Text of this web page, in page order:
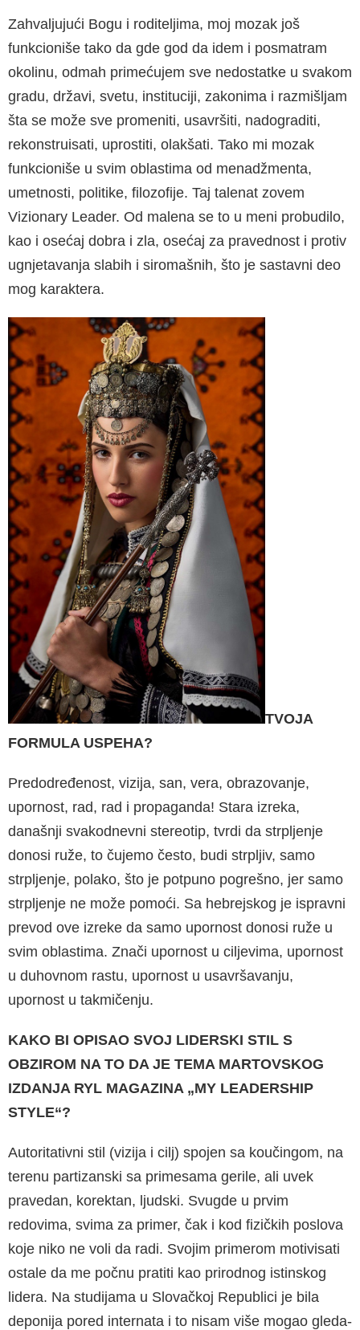
Zahvaljujući Bogu i roditeljima, moj mozak još
funkcioniše tako da gde god da idem i posma­tram
okolinu, odmah primećujem sve nedo­statke u svakom
gradu, državi, svetu, instituciji, zakonima i razmišljam
šta se može sve prome­niti, usavršiti, nadograditi,
rekonstruisati, up­rostiti, olakšati. Tako mi mozak
funkcioniše u svim oblastima od menadžmenta,
umetnosti, politike, filozofije. Taj talenat zovem
Vizionary Leader. Od malena se to u meni probudilo,
kao i osećaj dobra i zla, osećaj za pravednost i pro­tiv
ugnjetavanja slabih i siromašnih, što je sas­tavni deo
mog karaktera.
TVOJA
FORMULA USPEHA?
Predodređenost, vizija, san, vera, obrazovan­je,
upornost, rad, rad i propaganda! Stara iz­reka,
današnji svakodnevni stereotip, tvrdi da strpljenje
donosi ruže, to čujemo često, budi strpljiv, samo
strpljenje, polako, što je potpuno pogrešno, jer samo
strpljenje ne može pomoći. Sa hebrejskog je ispravni
prevod ove izreke da samo upornost donosi ruže u
svim oblastima. Znači upornost u ciljevima, upornost
u duhov­nom rastu, upornost u usavršavanju,
upornost u takmičenju.
KAKO BI OPISAO SVOJ LIDERSKI STIL S
OBZIROM NA TO DA JE TEMA MARTOVSKOG
IZDANJA RYL MAGA­ZINA „MY LEADERSHIP
STYLE“?
Autoritativni stil (vizija i cilj) spojen sa koučin­gom, na
terenu partizanski sa primesama ger­ile, ali uvek
pravedan, korektan, ljudski. Svugde u prvim
redovima, svima za primer, čak i kod fizičkih poslova
koje niko ne voli da radi. Svo­jim primerom motivisati
ostale da me počnu pratiti kao prirodnog istinskog
lidera. Na studi­jama u Slovačkoj Republici je bila
deponija pored internata i to nisam više mogao gleda­